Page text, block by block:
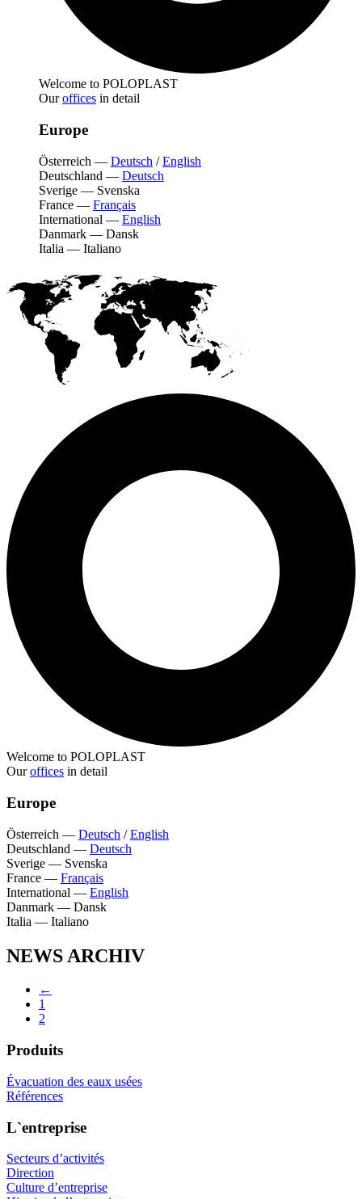
Welcome to POLOPLAST
Ouroffices in detail
Europe
Österreich — Deutsch /English
Deutschland — Deutsch
Sverige — Svenska
France — Français
International — English
Danmark — Dansk
Italia — Italiano
Welcome to POLOPLAST
Ouroffices in detail
Europe
Österreich — Deutsch /English
Deutschland — Deutsch
Sverige — Svenska
France — Français
International — English
Danmark — Dansk
Italia — Italiano
NEWS ARCHIV
←
1
2
Produits
Évacuation des eaux usées
Références
L`entreprise
Secteurs d’activités
Direction
Culture d’entreprise